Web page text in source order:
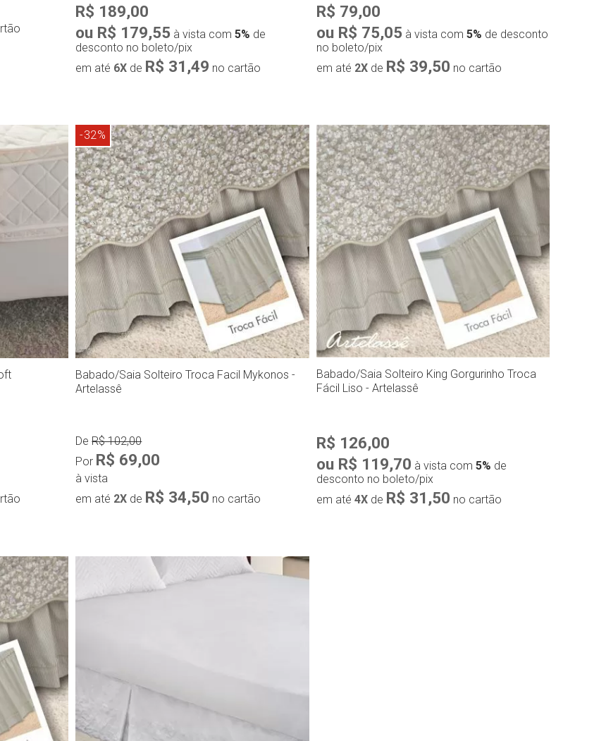
R$ 189,00
ou R$ 179,55 à vista com5% de
desconto no boleto/pix
em até 6X de R$ 31,49 no cartão
Compra rápida
R$ 79,00
ou R$ 75,05 à vista com 5% de desconto
no boleto/pix
em até 2Xde R$ 39,50 no cartão
Compra rápida
-32%
Babado/Saia Solteiro Troca Facil Mykonos -
Artelassê
DeR$ 102,00
Por R$ 69,00
à vista
em até 2X de R$ 34,50 no cartão
Compra rápida
Babado/Saia Solteiro King Gorgurinho Troca
Fácil Liso - Artelassê
R$ 126,00
ou R$ 119,70 à vista com 5% de
desconto no boleto/pix
em até 4Xde R$ 31,50 no cartão